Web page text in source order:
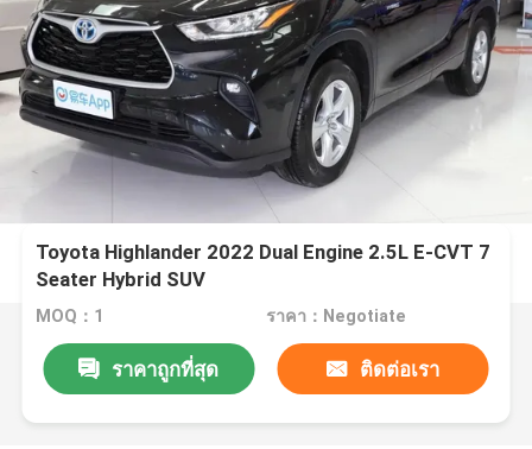
Toyota Highlander 2022 Dual Engine 2.5L E-CVT 7
Seater Hybrid SUV
MOQ：1 ราคา：Negotiate
ราคาถูกที่สุด ติดต่อเรา